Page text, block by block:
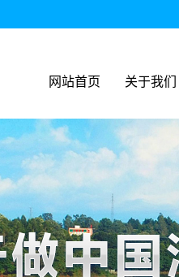
网站首页 关于我们